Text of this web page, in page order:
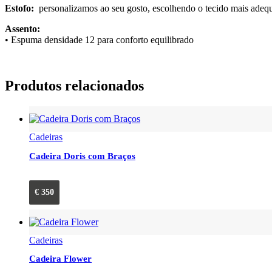
Estofo: personalizamos ao seu gosto, escolhendo o tecido mais
Assento:
• Espuma densidade 12 para conforto equilibrado
Produtos relacionados
Cadeiras
Cadeira Doris com Braços
€ 350
Cadeiras
Cadeira Flower